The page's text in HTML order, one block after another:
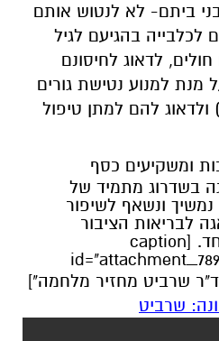
ביתם- לא לנטוש אותם
בהגיעם לגיל
לדאוג לחיסונם
למנוע נטישת גורים
ולדאוג להם למתן טיפול
ומשקיעים כסף
בשדרוג מתמיד של
נמשיך ונשאף לשיפור
לבריאות הציבור
ולרווחת בע"ח בעיר כאחד. [caption